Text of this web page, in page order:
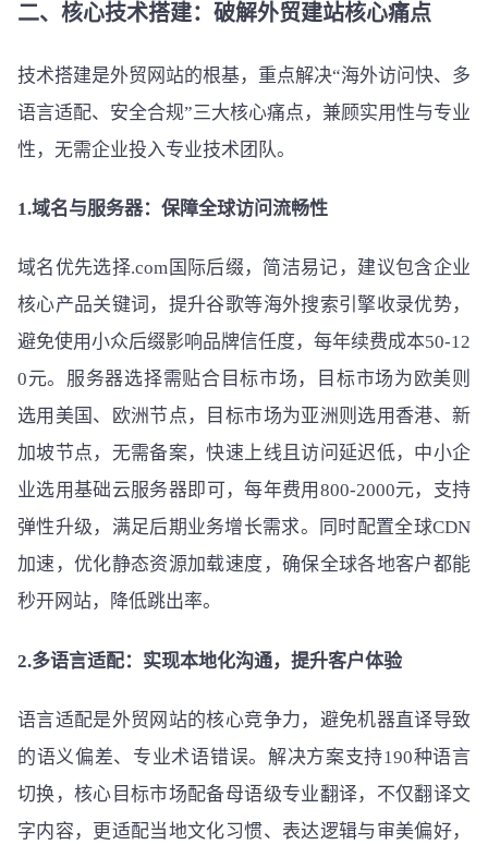
二、核心技术搭建：破解外贸建站核心痛点
技术搭建是外贸网站的根基，重点解决“海外访问快、多
语言适配、安全合规”三大核心痛点，兼顾实用性与专业
性，无需企业投入专业技术团队。
1.域名与服务器：保障全球访问流畅性
域名优先选择.com国际后缀，简洁易记，建议包含企业
核心产品关键词，提升谷歌等海外搜索引擎收录优势，
避免使用小众后缀影响品牌信任度，每年续费成本50-12
0元。服务器选择需贴合目标市场，目标市场为欧美则
选用美国、欧洲节点，目标市场为亚洲则选用香港、新
加坡节点，无需备案，快速上线且访问延迟低，中小企
业选用基础云服务器即可，每年费用800-2000元，支持
弹性升级，满足后期业务增长需求。同时配置全球CDN
加速，优化静态资源加载速度，确保全球各地客户都能
秒开网站，降低跳出率。
2.多语言适配：实现本地化沟通，提升客户体验
语言适配是外贸网站的核心竞争力，避免机器直译导致
的语义偏差、专业术语错误。解决方案支持190种语言
切换，核心目标市场配备母语级专业翻译，不仅翻译文
字内容，更适配当地文化习惯、表达逻辑与审美偏好，